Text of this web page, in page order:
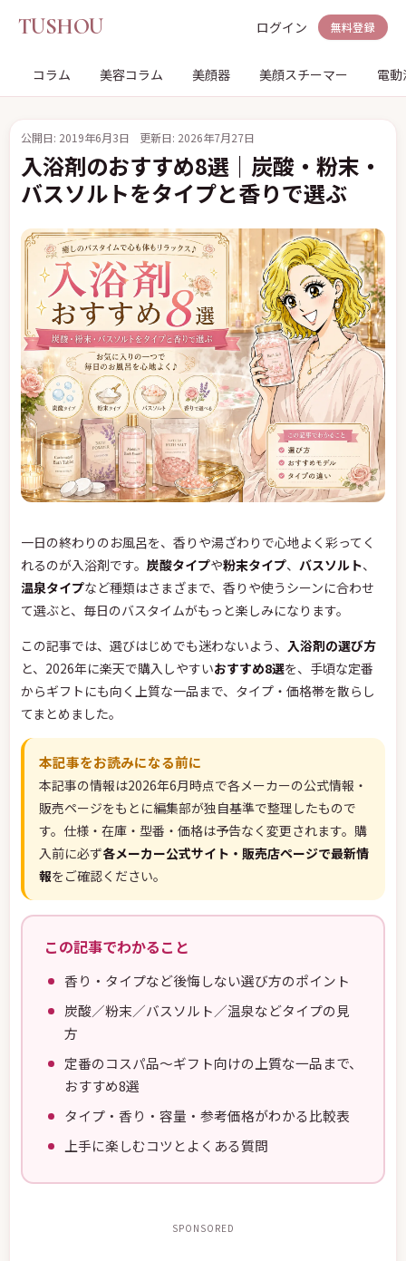
TUSHOU ログイン 無料登録
コラム 美容コラム 美顔器 美顔スチーマー 電
公開日: 2019年6月3日 更新日: 2026年7月27日
入浴剤のおすすめ8選｜炭酸・粉末・
バスソルトをタイプと香りで選ぶ
一日の終わりのお風呂を、香りや湯ざわりで心地よく彩ってく
れるのが入浴剤です。 炭酸タイプや粉末タイプ、 バスソルト、
温泉タイプなど種類はさまざまで、香りや使うシーンに合わせ
て選ぶと、毎日のバスタイムがもっと楽しみになります。
この記事では、選びはじめでも迷わないよう、 入浴剤の選び方
と、2026年に楽天で購入しやすいおすすめ8選を、手頃な定番
からギフトにも向く上質な一品まで、タイプ・価格帯を散らし
てまとめました。
本記事をお読みになる前に
本記事の情報は2026年6月時点で各メーカーの公式情報・
販売ページをもとに編集部が独自基準で整理したもので
す。仕様・在庫・型番・価格は予告なく変更されます。購
入前に必ず各メーカー公式サイト・販売店ページで最新情
報をご確認ください。
この記事でわかること
香り・タイプなど後悔しない選び方のポイント
炭酸／粉末／バスソルト／温泉などタイプの見
方
定番のコスパ品〜ギフト向けの上質な一品まで、
おすすめ8選
タイプ・香り・容量・参考価格がわかる比較表
上手に楽しむコツとよくある質問
SPONSORED